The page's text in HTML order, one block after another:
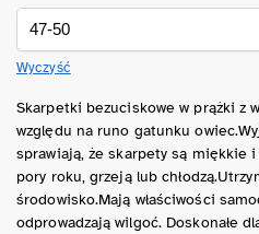
Wyczyść
Skarpetki bezuciskowe w prążki z
względu na runo gatunku
sprawiają, że skarpety są miękkie
pory roku, grzeją lub
środowisko.Mają właściwości
odprowadzają wilgoć. Doskonałe